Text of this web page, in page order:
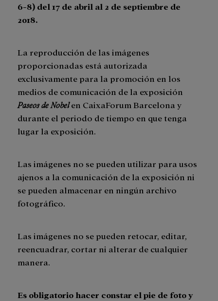
6-8) del 17 de abril al 2 de septiembre de
2018.
La reproducción de las imágenes
proporcionadas está autorizada
exclusivamente para la promoción en los
medios de comunicación de la exposición
Paseos de Nobelen CaixaForum Barcelona y
durante el periodo de tiempo en que tenga
lugar la exposición.
Las imágenes no se pueden utilizar para usos
ajenos a la comunicación de la exposición ni
se pueden almacenar en ningún archivo
fotográfico.
Las imágenes no se pueden retocar, editar,
reencuadrar, cortar ni alterar de cualquier
manera.
Es obligatorio hacer constar el pie de foto y